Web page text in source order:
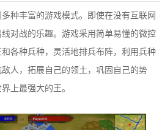
种丰富的游戏模式。即使在没有互联网
对战的乐趣。游戏采用简单易懂的微控
各种兵种，灵活地排兵布阵，利用兵种
人，拓展自己的领土，巩固自己的势
上最强大的王。